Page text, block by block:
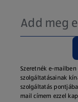
Szeretnék e-
szolgáltatásainak
szolgáltatás
mail címem ezzel